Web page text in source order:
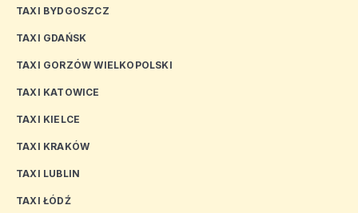
TAXI BYDGOSZCZ
TAXI GDAŃSK
TAXI GORZÓW WIELKOPOLSKI
TAXI KATOWICE
TAXI KIELCE
TAXI KRAKÓW
TAXI LUBLIN
TAXI ŁÓDŹ